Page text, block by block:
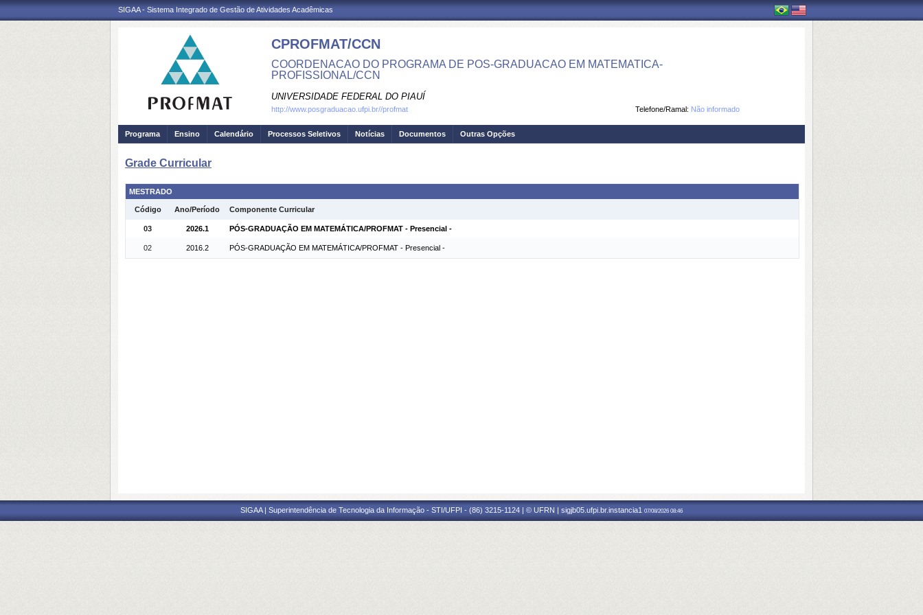
SIGAA - Sistema Integrado de Gestão de Atividades Acadêmicas
CPROFMAT/CCN
COORDENACAO DO PROGRAMA DE POS-GRADUACAO EM MATEMATICA-
PROFISSIONAL/CCN
UNIVERSIDADE FEDERAL DO PIAUÍ
Telefone/Ramal: Não informado
http://www.posgraduacao.ufpi.br//profmat
Programa Ensino Calendário Processos Seletivos Notícias Documentos Outras Opções
Grade Curricular
MESTRADO
Código Ano/Período Componente Curricular
03 2026.1 PÓS-GRADUAÇÃO EM MATEMÁTICA/PROFMAT - Presencial -
02 2016.2 PÓS-GRADUAÇÃO EM MATEMÁTICA/PROFMAT - Presencial -
SIGAA | Superintendência de Tecnologia da Informação - STI/UFPI - (86) 3215-1124 | © UFRN | sigjb05.ufpi.br.instancia1 07/08/2026 08:46